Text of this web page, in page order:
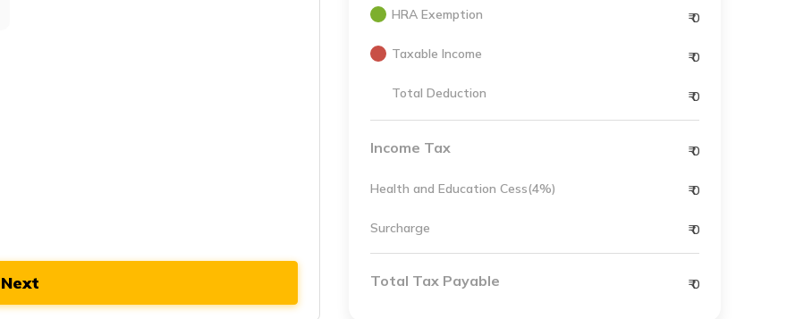
Next
HRA Exemption ₹0
Taxable Income ₹0
Total Deduction ₹0
Income Tax ₹0
Health and Education Cess(4%) ₹0
Surcharge ₹0
Total Tax Payable ₹0